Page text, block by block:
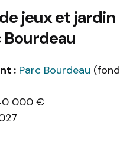
jeux et jardin
: Parc Bourdeau (fond
000 €